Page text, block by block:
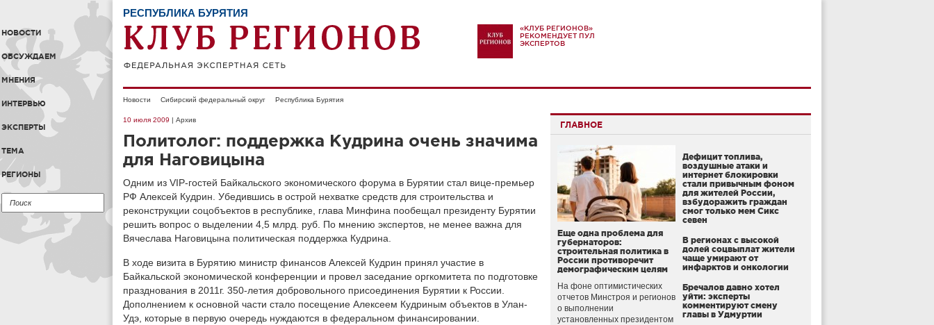
НОВОСТИ
ОБСУЖДАЕМ
МНЕНИЯ
ИНТЕРВЬЮ
ЭКСПЕРТЫ
ТЕМА
РЕГИОНЫ
РЕСПУБЛИКА БУРЯТИЯ
«КЛУБ РЕГИОНОВ»
РЕКОМЕНДУЕТ ПУЛ
ЭКСПЕРТОВ
Новости Сибирский федеральный округ Республика Бурятия
10 июля 2009 | Архив
Политолог: поддержка Кудрина очень значима
для Наговицына
Одним из VIP-гостей Байкальского экономического форума в Бурятии стал вице-премьер
РФ Алексей Кудрин. Убедившись в острой нехватке средств для строительства и
реконструкции соцобъектов в республике, глава Минфина пообещал президенту Бурятии
решить вопрос о выделении 4,5 млрд. руб. По мнению экспертов, не менее важна для
Вячеслава Наговицына политическая поддержка Кудрина.
В ходе визита в Бурятию министр финансов Алексей Кудрин принял участие в
Байкальской экономической конференции и провел заседание оргкомитета по подготовке
празднования в 2011г. 350-летия добровольного присоединения Бурятии к России.
Дополнением к основной части стало посещение Алексеем Кудриным объектов в Улан-
Удэ, которые в первую очередь нуждаются в федеральном финансировании.
ГЛАВНОЕ
Еще одна проблема для
губернаторов:
строительная политика в
России противоречит
демографическим целям
На фоне оптимистических
отчетов Минстроя и регионов
о выполнении
установленных президентом
Дефицит топлива,
воздушные атаки и
интернет блокировки
стали привычным фоном
для жителей России,
взбудоражить граждан
смог только мем Сикс
севен
В регионах с высокой
долей соцвыплат жители
чаще умирают от
инфарктов и онкологии
Бречалов давно хотел
уйти: эксперты
комментируют смену
главы в Удмуртии